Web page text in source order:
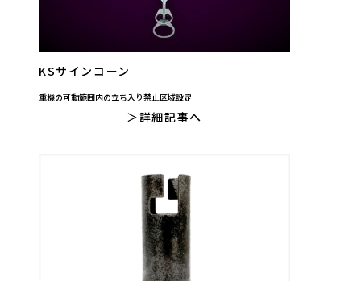
KSサインコーン
重機の可動範囲内の立ち入り禁止区域設定
詳細記事へ